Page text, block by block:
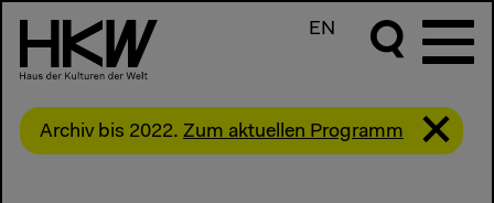
EN
Archiv bis 2022. Zum aktuellen Programm